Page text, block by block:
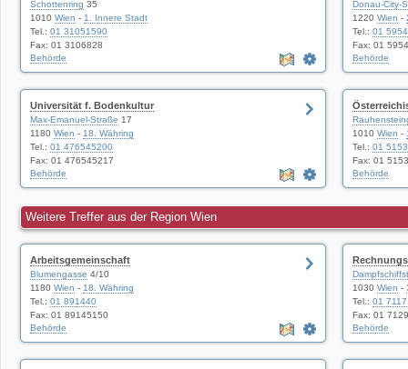
Schottenring 35
1010 Wien - 1. Innere Stadt
Tel.: 01 31051590
Fax: 01 3106828
Behörde
Donau-City-
1220 Wien -
Tel.: 01
Fax: 01
Behörde
Universität f. Bodenkultur
Max-Emanuel-Straße 17
1180 Wien - 18. Währing
Tel.: 01 476545200
Fax: 01 476545217
Behörde
1010 Wien -
Tel.: 01
Fax: 01
Behörde
Weitere Treffer aus der Region Wien
Arbeitsgemeinschaft
Blumengasse 4/10
1180 Wien - 18. Währing
Tel.: 01 891440
Fax: 01 89145150
Behörde
1030 Wien -
Tel.: 01
Fax: 01
Behörde